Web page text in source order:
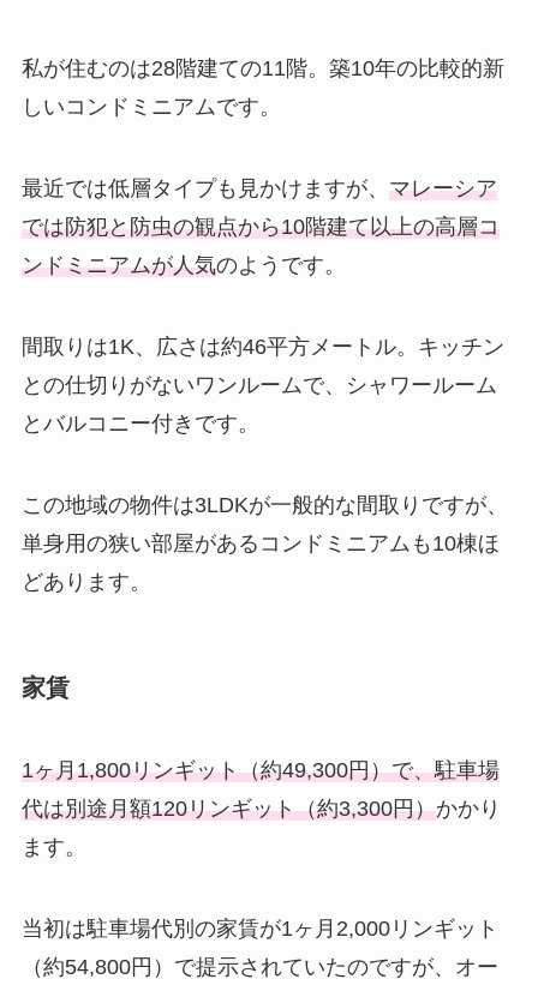
私が住むのは28階建ての11階。築10年の比較的新
しいコンドミニアムです。
最近では低層タイプも見かけますが、 マレーシア
では防犯と防虫の観点から10階建て以上の高層コ
ンドミニアムが人気のようです。
間取りは1K、広さは約46平方メートル。キッチン
との仕切りがないワンルームで、シャワールーム
とバルコニー付きです。
この地域の物件は3LDKが一般的な間取りですが、
単身用の狭い部屋があるコンドミニアムも10棟ほ
どあります。
家賃
1ヶ月1,800リンギット（約49,300円）で、駐車場
代は別途月額120リンギット（約3,300円）かかり
ます。
当初は駐車場代別の家賃が1ヶ月2,000リンギット
（約54,800円）で提示されていたのですが、オー